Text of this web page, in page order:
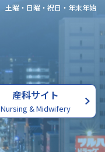
土曜・日曜・祝日・年末年始
産科サイト
Nursing & Midwifery